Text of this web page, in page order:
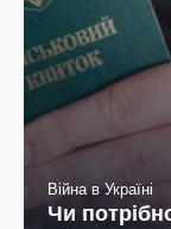
Війна в Україні
Чи